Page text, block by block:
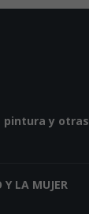
pintura y otras
Y LA MUJER